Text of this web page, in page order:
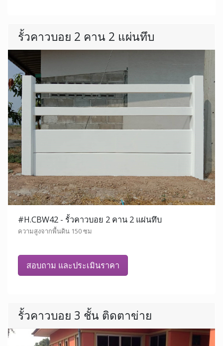
รั้วคาวบอย 2 คาน 2 แผ่นทึบ
#H.CBW42 - รั้วคาวบอย 2 คาน 2 แผ่นทึบ
ความสูงจากพื้นดิน 150 ซม
สอบถาม และประเมินราคา
รั้วคาวบอย 3 ชั้น ติดตาข่าย